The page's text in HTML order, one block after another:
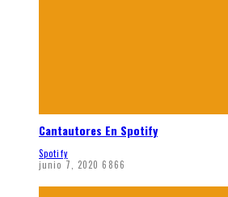
Cantautores En Spotify
Spotify
junio 7, 2020 6866